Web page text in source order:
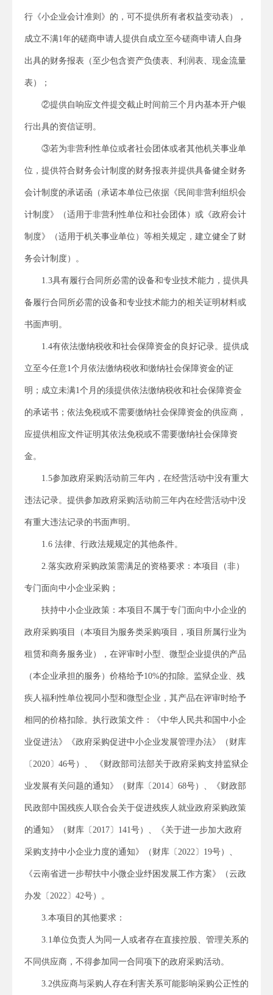
行 《小企业会计准则》 的， 可不提供所有者权益变动表），
成立不满1年的磋商申请人 提供自成立至今磋商申请人 自身
出具的财务报表（至少包含资产负债表、利润表、现金流量
表）；
②提供自 响应文件提交截止时间前三个月内基本开户银
行出具的资信证明。
③若为非营利性单位或者社会团体或者其他机关事业单
位，提供符合财务会计制度的财务报表并提供具备健全财务
会计制度的承诺函（承诺本单位已依据《民间非营利组织会
计制度》（适用于非营利性单位和社会团体）或《政府会计
制度》（适用于机关事业单位）等相关规定，建立健全了财
务会计制度）。
1.3具有履行合同所必需的设备和专业技术能力，提供具
备履行合同所必需的设备和专业技术能力的相关证明材料或
书面声明。
1.4有依法缴纳税收和社会保障资金的良好记录。 提供成
立至今任意1 个月依法缴纳税收和缴纳社会保障资金的证
明；成立未满1 个月的须提供依法缴纳税收和社会保障资金
的承诺书；依法免税或不需要缴纳社会保障资金的供应商，
应提供相应文件证明其依法免税或不需要缴纳社会保障资
金。
1.5参加政府采购活动前三年内，在经营活动中没有重大
违法记录。提供参加政府采购活动前三年内在经营活动中没
有重大违法记录的书面声明。
1.6 法律、行政法规规定的其他条件。
2.落实政府采购政策需满足的资格要求 ： 本项目（非）
专门面向中小企业采购；
扶持中小企业政策：本项目不属于专门面向中小企业的
政府采购项目（本项目为服务类采购项目，项目所属行业为
租赁和商务服务业），在评审时小型、微型企业提供的产品
（本企业承担的服务）价格给予10%的扣除。监狱企业、残
疾人福利性单位视同小型和微型企业，其产品在评审时给予
相同的价格扣除。执行政策文件：《中华人民共和国中小企
业促进法》《政府采购促进中小企业发展管理办法》（财库
〔2020〕46号）、 《财政部司法部关于政府采购支持监狱企
业发展有关问题的通知》（财库〔2014〕68号）、《财政部
民政部中国残疾人联合会关于促进残疾人就业政府采购政策
的通知》（财库〔2017〕141号）、《关于进一步加大政府
采购支持中小企业力度的通知》（财库〔2022〕19号）、
《云南省进一步帮扶中小微企业纾困发展工作方案》（云政
办发〔2022〕42号）。
3.本项目的其他要求：
3.1单位负责人为同一人或者存在直接控股、管理关系的
不同供应商，不得参加同一合同项下的政府采购活动。
3.2供应商与采购人存在利害关系可能影响采购公正性的